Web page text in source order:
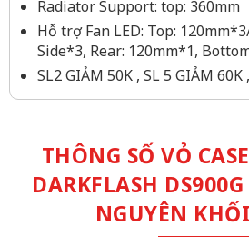
Radiator Support: top: 360mm
Hỗ trợ Fan LED: Top:
Side*3, Rear: 120mm*1,
SL2 GIẢM 50K , SL 5 GIẢM 60K
THÔNG SỐ VỎ
DARKFLASH
NGUYÊN